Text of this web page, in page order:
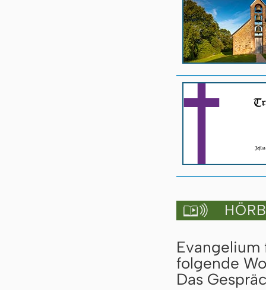

folgende
Das